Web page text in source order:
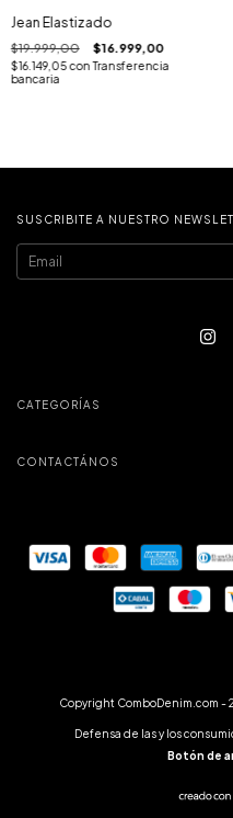
Jean Elastizado
$19.999,00 $16.999,00
$16.149,05con Transferencia
bancaria
SUSCRIBITE A NUESTRO
CATEGORÍAS
CONTACTÁNOS
Copyright ComboDenim.com -
Defensa de las y los
Botón de